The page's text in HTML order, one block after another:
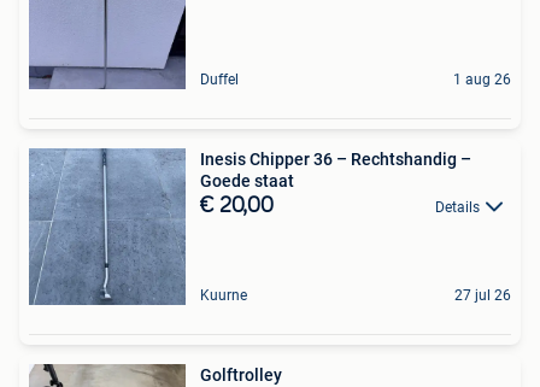
Duffel 1 aug 26
Inesis Chipper 36 – Rechtshandig –
Goede staat
€ 20,00 Details
Kuurne 27 jul 26
Golftrolley